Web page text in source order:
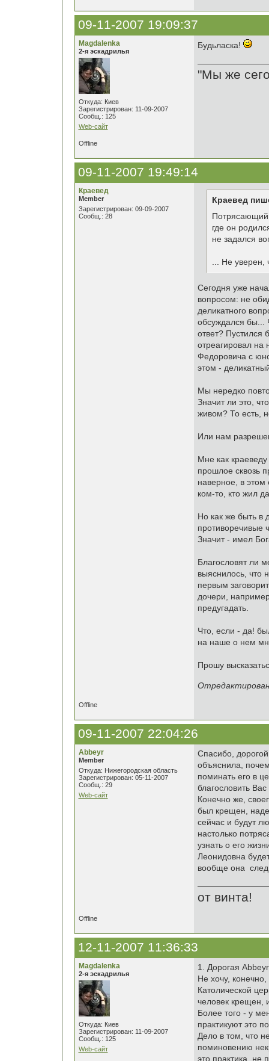
09-11-2007 19:09:37
Magdalenka
2-я эскадрилья
Откуда: Киев
Зарегистрирован: 11-09-2007
Сообщ.: 125
Web-сайт
Будьласка!
"Мы же
Offline
09-11-2007 19:49:14
Краевед
Member
Зарегистрирован: 09-09-2007
Сообщ.: 28
Краевед
где он
не задался
... Не уверен,
Сегодня уже
вопросом: не
деликатного
обсуждался бы...
ответ?
отреагировал на
Федоровича с
этом -
Мы нередко
Значит ли это,
живом? То есть,
Или нам
Мне как
прошлое сквозь
наверное, в этом
ком-то, кто жил
Но как же быть в
противоречивые
Значит - имел
Благословят ли
выяснилось, что
первым
дочери,
предугадать.
Что, если - да!
на наше о нем
Прошу
Offline
09-11-2007 22:04:26
Abbeyr
Member
Откуда: Нижегородская область
Зарегистрирован: 05-11-2007
Сообщ.: 29
Web-сайт
Спасибо,
объяснила,
поминать его в
благословить
Конечно же,
был крещен,
сейчас и будут
настолько
узнать о его
Леонидовна
вообще она
от винта!
Offline
12-11-2007 11:36:33
Magdalenka
2-я эскадрилья
Откуда: Киев
Зарегистрирован: 11-09-2007
Сообщ.: 125
Web-сайт
1. Дорогая
Не хочу,
Католической
человек крещен,
Более того - у
практикуют это
Дело в том, что
поминовению
это практика, не